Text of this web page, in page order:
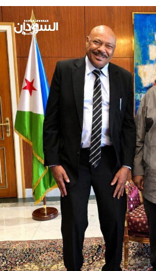
إن أي استحواذ على أي شركة
الوطن والمواطن، ولابد من عودة
لشراء الشركة عبر شركة
جمعية حماية المستهلك فقد ذهب
عن خدمات زين وتكسير
مع زين معركة كرامة وإنهم يعملون
لشراء شركة زين لتكون ملكية
اشتراك كل المستهلكين في الشركة
أن نبيع حريتنا للأجانب.
من د. ياسر ميرغني الذي ظل
المستهلكين، ولا شك أن وجود
الاتصالات لمصلحة المستهلك لأنه
شركة أجنبية تابعة لدولة الكويت
خالصة ستعود إلى حضن الوطن،